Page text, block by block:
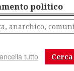
politico
Cerca